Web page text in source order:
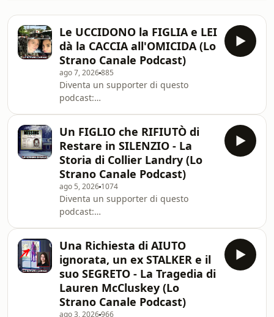
Le UCCIDONO la FIGLIA e LEI
dà la CACCIA all'OMICIDA (Lo
Strano Canale Podcast)
ago 7, 2026885
Diventa un supporter di questo
podcast:
crime-mistery--5398711/support.
Un FIGLIO che RIFIUTÒ di
Restare in SILENZIO - La
Storia di Collier Landry (Lo
Strano Canale Podcast)
ago 5, 2026 1074
Diventa un supporter di questo
podcast:
Una Richiesta di AIUTO
ignorata, un ex STALKER e il
suo SEGRETO - La Tragedia di
Lauren McCluskey (Lo
Strano Canale Podcast)
ago 3, 2026966